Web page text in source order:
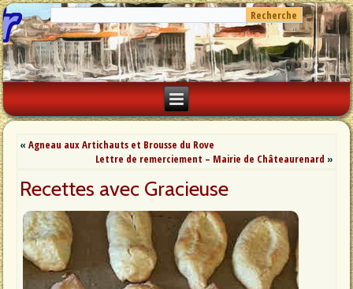
«Agneau aux Artichauts et Brousse du Rove
Lettre de remerciement – Mairie de Châteaurenard »
Recettes avec Gracieuse